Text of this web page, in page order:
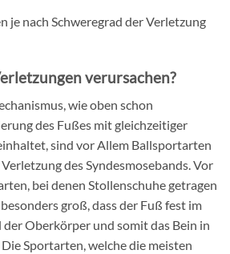
je nach Schweregrad der Verletzung
verursachen?
wie oben schon
des Fußes mit gleichzeitiger
sind vor Allem Ballsportarten
des Syndesmosebands. Vor
bei denen Stollenschuhe getragen
groß, dass der Fuß fest im
der Oberkörper und somit das Bein in
Sportarten, welche die meisten